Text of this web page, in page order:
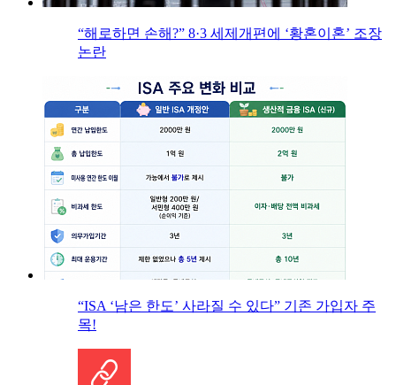
“해로하면 손해?” 8·3 세제개편에 ‘황혼이혼’ 조장
논란
“ISA ‘남은 한도’ 사라질 수 있다” 기존 가입자 주
목!